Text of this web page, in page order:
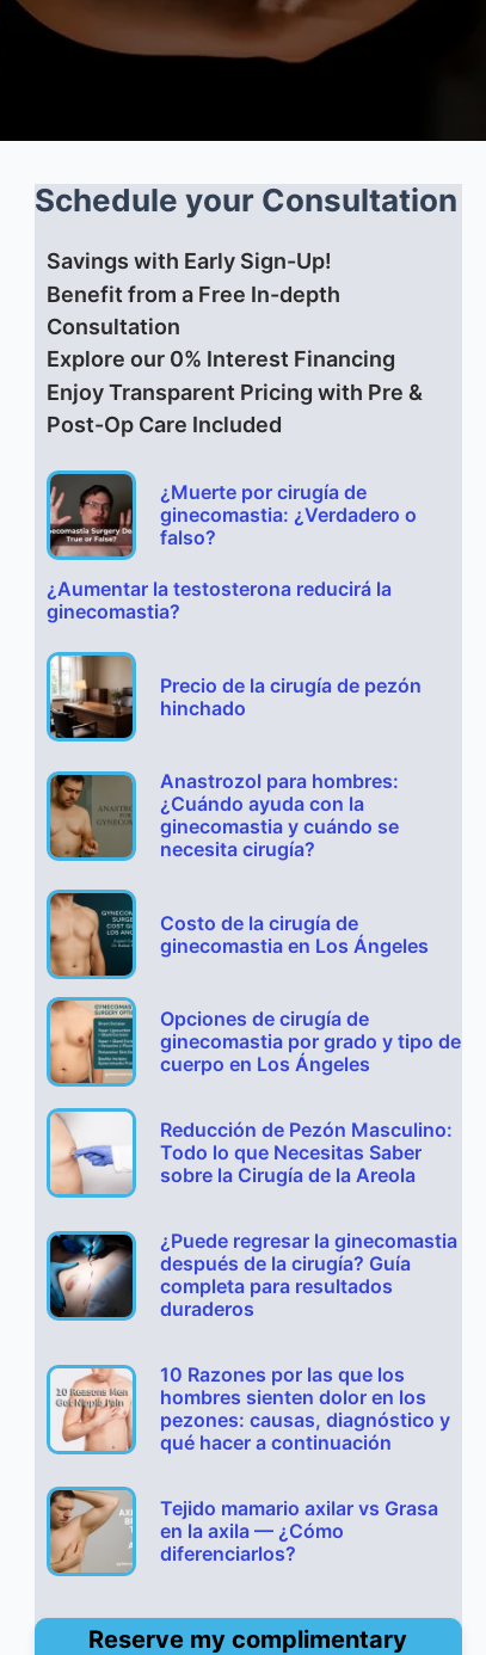
Schedule your Consultation
Savings with Early Sign-Up!
Benefit from a Free In-depth
Consultation
Explore our 0% Interest Financing
Enjoy Transparent Pricing with Pre &
Post-Op Care Included
¿Muerte por cirugía de
ginecomastia: ¿Verdadero o
falso?
¿Aumentar la testosterona reducirá la
ginecomastia?
Precio de la cirugía de pezón
hinchado
Anastrozol para hombres:
¿Cuándo ayuda con la
ginecomastia y cuándo se
necesita cirugía?
Costo de la cirugía de
ginecomastia en Los Ángeles
Opciones de cirugía de
ginecomastia por grado y tipo de
cuerpo en Los Ángeles
Reducción de Pezón Masculino:
Todo lo que Necesitas Saber
sobre la Cirugía de la Areola
¿Puede regresar la ginecomastia
después de la cirugía? Guía
completa para resultados
duraderos
10 Razones por las que los
hombres sienten dolor en los
pezones: causas, diagnóstico y
qué hacer a continuación
Tejido mamario axilar vs Grasa
en la axila — ¿Cómo
diferenciarlos?
Reserve my complimentary